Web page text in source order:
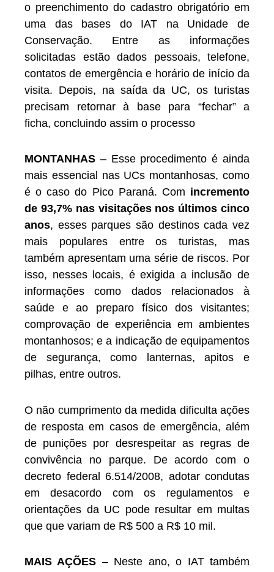
o preenchimento do cadastro obrigatório em
uma das bases do IAT na Unidade de
Conservação. Entre as informações
solicitadas estão dados pessoais, telefone,
contatos de emergência e horário de início da
visita. Depois, na saída da UC, os turistas
precisam retornar à base para “fechar” a
ficha, concluindo assim o processo
MONTANHAS – Esse procedimento é ainda
mais essencial nas UCs montanhosas, como
é o caso do Pico Paraná. Com incremento
de 93,7% nas visitações nos últimos cinco
anos, esses parques são destinos cada vez
mais populares entre os turistas, mas
também apresentam uma série de riscos. Por
isso, nesses locais, é exigida a inclusão de
informações como dados relacionados à
saúde e ao preparo físico dos visitantes;
comprovação de experiência em ambientes
montanhosos; e a indicação de equipamentos
de segurança, como lanternas, apitos e
pilhas, entre outros.
O não cumprimento da medida dificulta ações
de resposta em casos de emergência, além
de punições por desrespeitar as regras de
convivência no parque. De acordo com o
decreto federal 6.514/2008, adotar condutas
em desacordo com os regulamentos e
orientações da UC pode resultar em multas
que que variam de R$ 500 a R$ 10 mil.
MAIS AÇÕES – Neste ano, o IAT também